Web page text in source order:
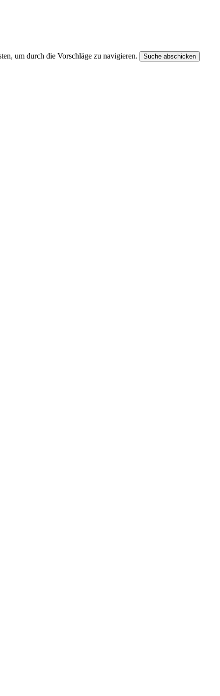
um durch die Vorschläge zu navigieren. Suche abschicken